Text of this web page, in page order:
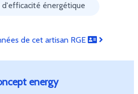
d'efficacité énergétique
de cet artisan RGE
energy